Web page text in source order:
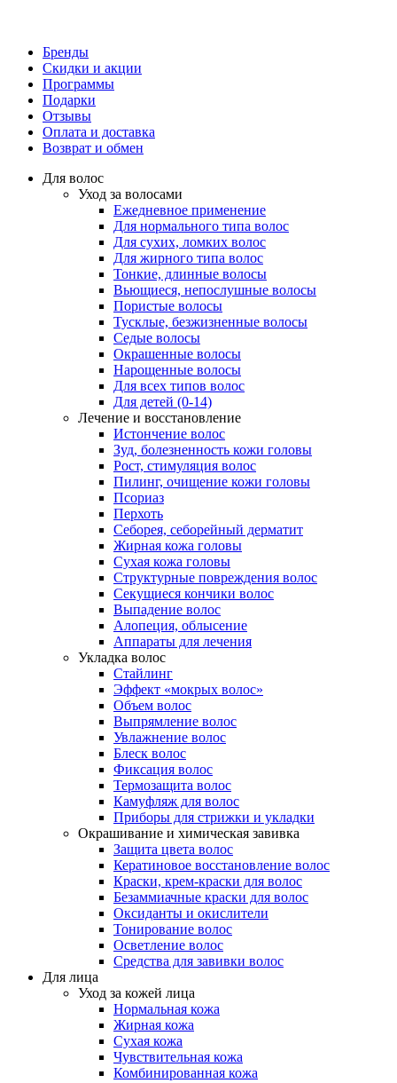
Бренды
Скидки и акции
Программы
Подарки
Отзывы
Оплата и доставка
Возврат и обмен
Для волос
Уход за волосами
Ежедневное применение
Для нормального типа волос
Для сухих, ломких волос
Для жирного типа волос
Тонкие, длинные волосы
Вьющиеся, непослушные волосы
Пористые волосы
Тусклые, безжизненные волосы
Седые волосы
Окрашенные волосы
Нарощенные волосы
Для всех типов волос
Для детей (0-14)
Лечение и восстановление
Истончение волос
Зуд, болезненность кожи головы
Рост, стимуляция волос
Пилинг, очищение кожи головы
Псориаз
Перхоть
Себорея, себорейный дерматит
Жирная кожа головы
Сухая кожа головы
Структурные повреждения волос
Секущиеся кончики волос
Выпадение волос
Алопеция, облысение
Аппараты для лечения
Укладка волос
Стайлинг
Эффект «мокрых волос»
Объем волос
Выпрямление волос
Увлажнение волос
Блеск волос
Фиксация волос
Термозащита волос
Камуфляж для волос
Приборы для стрижки и укладки
Окрашивание и химическая завивка
Защита цвета волос
Кератиновое восстановление волос
Краски, крем-краски для волос
Безаммиачные краски для волос
Оксиданты и окислители
Тонирование волос
Осветление волос
Средства для завивки волос
Для лица
Уход за кожей лица
Нормальная кожа
Жирная кожа
Сухая кожа
Чувствительная кожа
Комбинированная кожа